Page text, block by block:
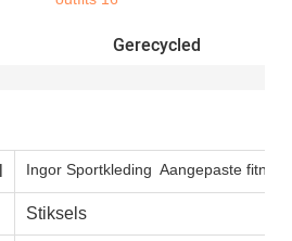
Gerecycled
Ingor Sportkleding Aangepaste
Stiksels